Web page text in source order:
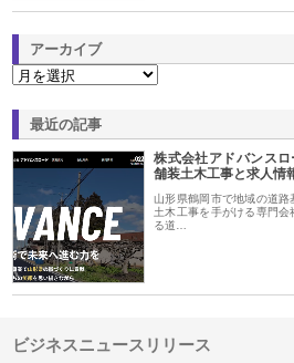
アーカイブ
最近の記事
株式会社アドバンス
舗装土木工事と求人情
山形県鶴岡市で地域の道
土木工事を手がける専門会
る道…
ビジネスニュースリリース